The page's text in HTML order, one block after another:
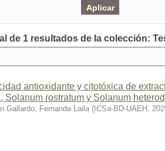
de 1 resultados de la colección:
antioxidante y citotóxica de
Solanum rostratum y Solanum
Gallardo, Fernanda Laila ( ICSa-BD-UAEH ,